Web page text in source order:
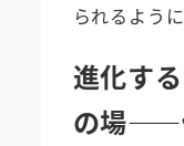
られるよう
進化す
の場――